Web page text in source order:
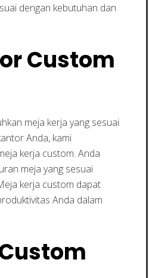
dengan kebutuhan dan
Custom
meja kerja yang sesuai
Anda, kami
kerja custom. Anda
meja yang sesuai
kerja custom dapat
Anda dalam